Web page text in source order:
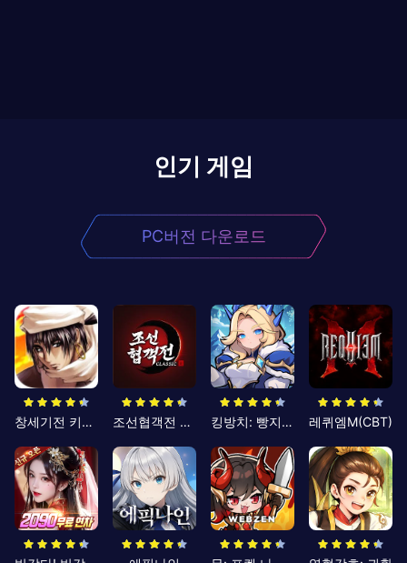
인기 게임
PC버전 다운로드
창세기전 키우기 조선협객전 클래식 킹방치: 빵지의 제왕 레퀴엠M(CBT)